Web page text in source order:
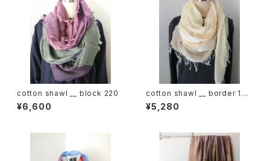
cotton shawl __ block 220
¥6,600
cotton shawl __ border 160
春陽w
¥5,280